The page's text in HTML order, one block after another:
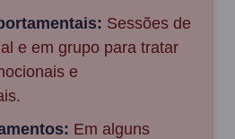
Sessões de
e em grupo para tratar
e
Em alguns